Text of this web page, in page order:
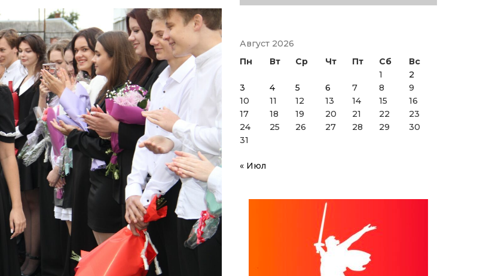
Август 2026
Пн
Вт Ср Чт Пт Сб
Вс
1
2
3
4 5 6 7 8
9
10
11 12 13 14 15
16
17
18 19 20 21 22
23
24
25 26 27 28 29
30
31
« Июл